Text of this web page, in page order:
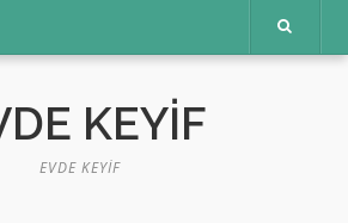
KEYIF
EVDE KEYIF